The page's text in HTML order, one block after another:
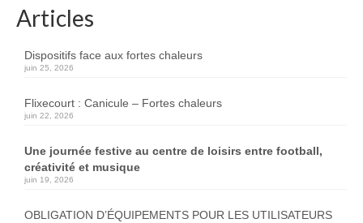
Sports Loisirs et Culture
Articles
Dispositifs face aux fortes chaleurs
juin 25, 2026
Flixecourt : Canicule – Fortes chaleurs
juin 22, 2026
Une journée festive au centre de loisirs entre football,
créativité et musique
juin 19, 2026
OBLIGATION D’ÉQUIPEMENTS POUR LES UTILISATEURS